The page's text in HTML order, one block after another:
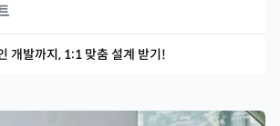
개발까지, 1:1 맞춤 설계 받기!